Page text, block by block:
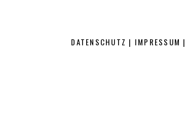
DATENSCHUTZ | IMPRESSUM |